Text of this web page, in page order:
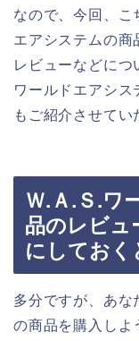
なので、今回、こ
エアシステムの商
レビューなどに
ワールドエアシス
もご紹介させてい
Ｗ.Ａ.Ｓ.ワ
品のレビュ
にしておく
多分ですが、あな
の商品を購入しよ